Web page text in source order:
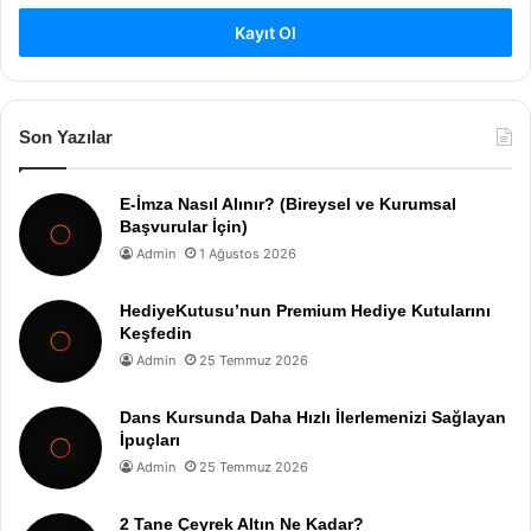
Kayıt Ol
Son Yazılar
E-İmza Nasıl Alınır? (Bireysel ve Kurumsal
Başvurular İçin)
Admin 1 Ağustos 2026
HediyeKutusu’nun Premium Hediye Kutularını
Keşfedin
Admin 25 Temmuz 2026
Dans Kursunda Daha Hızlı İlerlemenizi Sağlayan
İpuçları
Admin 25 Temmuz 2026
2 Tane Çeyrek Altın Ne Kadar?